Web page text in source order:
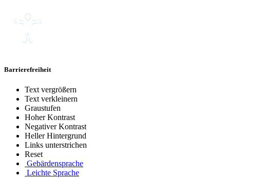
Barrierefreiheit
Text vergrößern
Text verkleinern
Graustufen
Hoher Kontrast
Negativer Kontrast
Heller Hintergrund
Links unterstrichen
Reset
Gebärdensprache
Leichte Sprache